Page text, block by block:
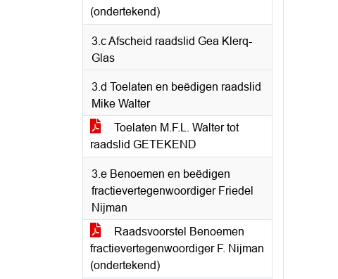
(ondertekend)
3.c Afscheid raadslid Gea Klerq-
Glas
3.d Toelaten en beëdigen raadslid
Mike Walter
Toelaten M.F.L. Walter tot
raadslid GETEKEND
3.e Benoemen en beëdigen
fractievertegenwoordiger Friedel
Nijman
Raadsvoorstel Benoemen
fractievertegenwoordiger F. Nijman
(ondertekend)